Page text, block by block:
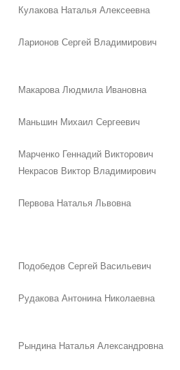
Кулакова Наталья Алексеевна
Ларионов Сергей Владимирович
Макарова Людмила Ивановна
Маньшин Михаил Сергеевич
Марченко Геннадий Викторович
Некрасов Виктор Владимирович
Первова Наталья Львовна
Подобедов Сергей Васильевич
Рудакова Антонина Николаевна
Рындина Наталья Александровна